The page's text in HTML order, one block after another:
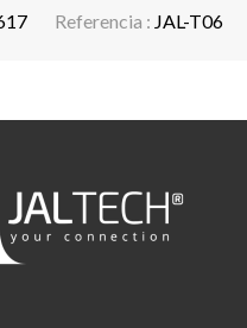
Referencia : JAL-T06